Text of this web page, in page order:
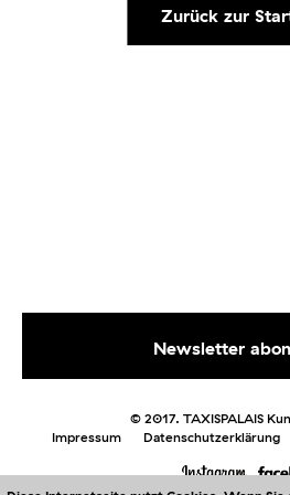
Zurück zur
© 2017. TAXISPALAIS
Impressum
Datenschutzerklärung